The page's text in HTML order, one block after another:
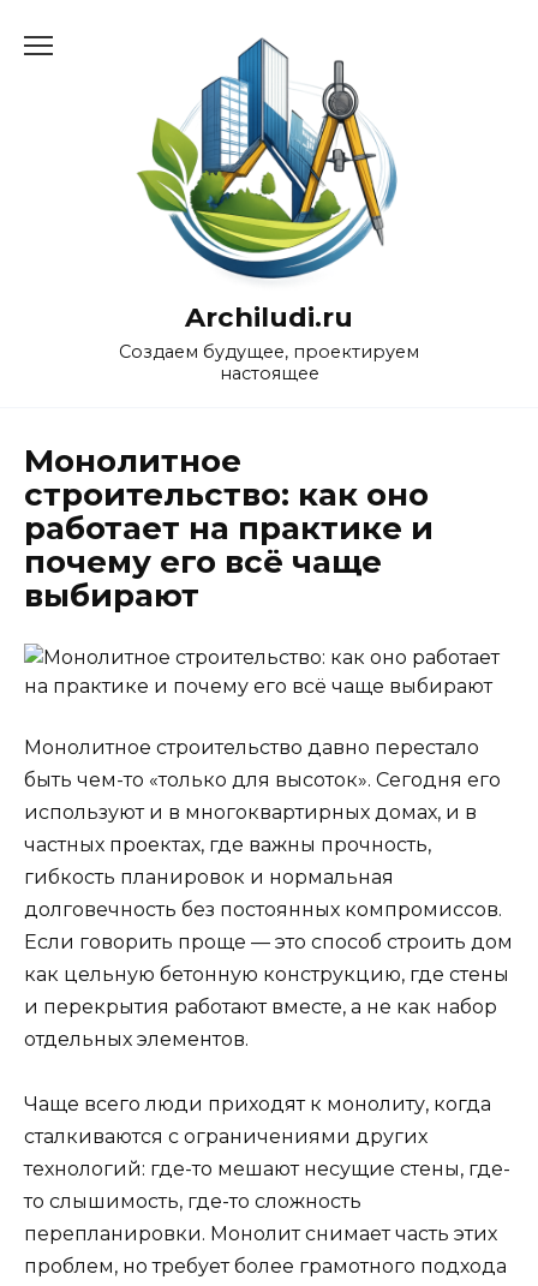
Archiludi.ru
Создаем будущее, проектируем
настоящее
Монолитное
строительство: как оно
работает на практике и
почему его всё чаще
выбирают
Монолитное строительство давно перестало
быть чем-то «только для высоток». Сегодня его
используют и в многоквартирных домах, и в
частных проектах, где важны прочность,
гибкость планировок и нормальная
долговечность без постоянных компромиссов.
Если говорить проще — это способ строить дом
как цельную бетонную конструкцию, где стены
и перекрытия работают вместе, а не как набор
отдельных элементов.
Чаще всего люди приходят к монолиту, когда
сталкиваются с ограничениями других
технологий: где-то мешают несущие стены, где-
то слышимость, где-то сложность
перепланировки. Монолит снимает часть этих
проблем, но требует более грамотного подхода